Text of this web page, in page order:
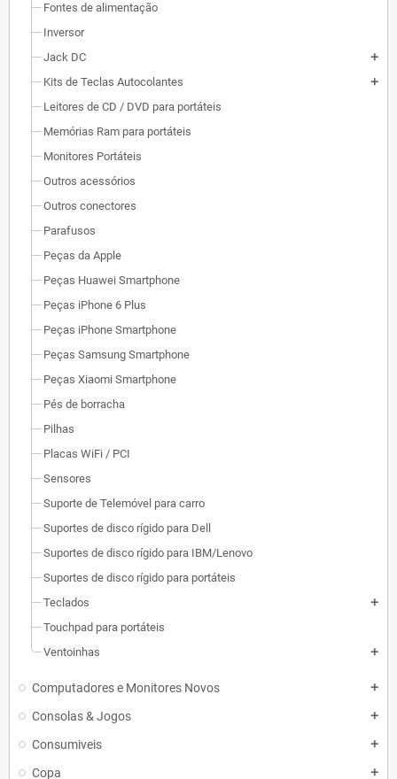
Fontes de alimentação
Inversor
Jack DC
add
Kits de Teclas Autocolantes add
Leitores de CD / DVD para portáteis
Memórias Ram para portáteis
Monitores Portáteis
Outros acessórios
Outros conectores
Parafusos
Peças da Apple
Peças Huawei Smartphone
Peças iPhone 6 Plus
Peças iPhone Smartphone
Peças Samsung Smartphone
Peças Xiaomi Smartphone
Pés de borracha
Pilhas
Placas WiFi / PCI
Sensores
Suporte de Telemóvel para carro
Suportes de disco rígido para Dell
Suportes de disco rígido para IBM/Lenovo
Suportes de disco rígido para portáteis
Teclados
add
Touchpad para portáteis
Ventoinhas
add
Computadores e Monitores Novos add
Consolas & Jogos add
Consumiveis add
Copa add